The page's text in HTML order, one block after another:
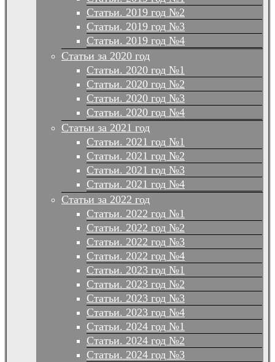
Статьи. 2019 год №2
Статьи. 2019 год №3
Статьи. 2019 год №4
Статьи за 2020 год
Статьи. 2020 год №1
Статьи. 2020 год №2
Статьи. 2020 год №3
Статьи. 2020 год №4
Статьи за 2021 год
Статьи. 2021 год №1
Статьи. 2021 год №2
Статьи. 2021 год №3
Статьи. 2021 год №4
Статьи за 2022 год
Статьи. 2022 год №1
Статьи. 2022 год №2
Статьи. 2022 год №3
Статьи. 2022 год №4
Статьи. 2023 год №1
Статьи. 2023 год №2
Статьи. 2023 год №3
Статьи. 2023 год №4
Статьи. 2024 год №1
Статьи. 2024 год №2
Статьи. 2024 год №3